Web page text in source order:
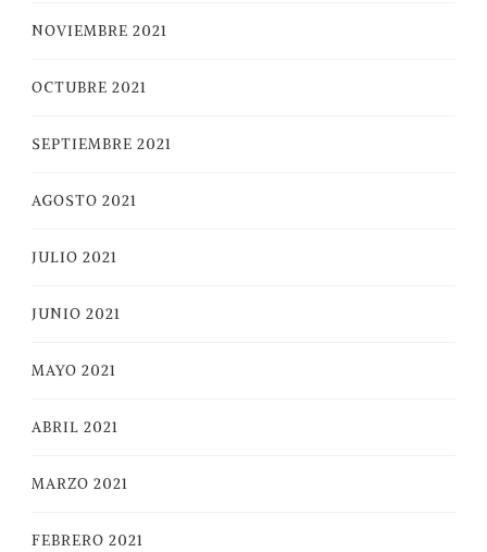
NOVIEMBRE 2021
OCTUBRE 2021
SEPTIEMBRE 2021
AGOSTO 2021
JULIO 2021
JUNIO 2021
MAYO 2021
ABRIL 2021
MARZO 2021
FEBRERO 2021